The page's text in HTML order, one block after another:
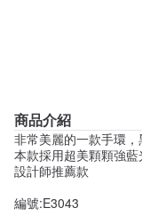
商品介紹
非常美麗的一款手環
本款採用超美顆顆強藍
設計師推薦款
編號:E3043